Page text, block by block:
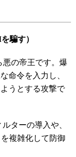
騙す）
の帝王です。爆
命令を入力し、
うとする攻撃で
ターの導入や、
複雑化して防御